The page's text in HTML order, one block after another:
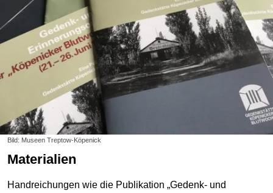
Bild: Museen Treptow-Köpenick
Materialien
Handreichungen wie die Publikation „Gedenk- und